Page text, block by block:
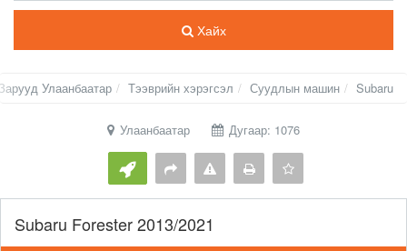
Хайх
Улаанбаатар Тээврийн хэрэгсэл Суудлын машин Subaru
Улаанбаатар Дугаар: 1076
Subaru Forester 2013/2021